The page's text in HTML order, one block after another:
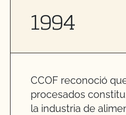
1994
CCOF reconoció
procesados
la industria de